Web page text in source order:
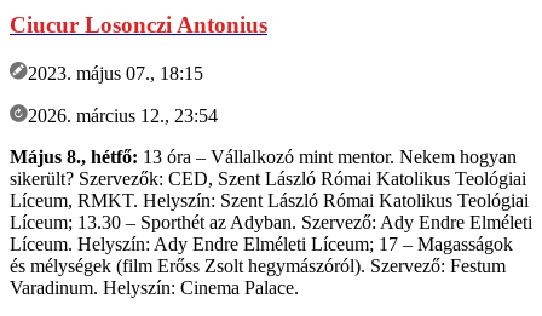
Ciucur Losonczi Antonius
2023. május 07., 18:15
2026. március 12., 23:54
Május 8., hétfő: 13 óra – Vállalkozó mint mentor. Nekem hogyan
sikerült? Szervezők: CED, Szent László Római Katolikus Teológiai
Líceum, RMKT. Helyszín: Szent László Római Katolikus Teológiai
Líceum; 13.30 – Sporthét az Adyban. Szervező: Ady Endre Elméleti
Líceum. Helyszín: Ady Endre Elméleti Líceum; 17 – Magasságok
és mélységek (film Erőss Zsolt hegymászóról). Szervező: Festum
Varadinum. Helyszín: Cinema Palace.